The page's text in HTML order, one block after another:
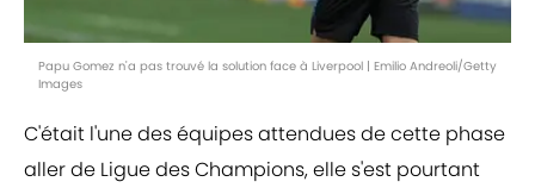
Papu Gomez n'a pas trouvé la solution face à Liverpool | Emilio Andreoli/Getty
Images
C'était l'une des équipes attendues de cette phase
aller de Ligue des Champions, elle s'est pourtant